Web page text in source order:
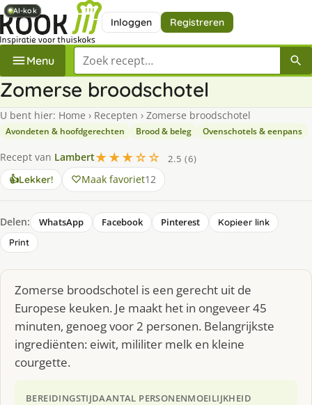
Inloggen Registreren
Menu Zoek een recept
Zomerse broodschotel
U bent hier: Home › Recepten › Zomerse broodschotel
Avondeten & hoofdgerechten Brood & beleg Ovenschotels & eenpans
Recept van Lambert★★★☆☆
2.5 (6)
👍Lekker! Maak favoriet12
Delen: WhatsApp Facebook Pinterest
Kopieer link
Print
Zomerse broodschotel is een gerecht uit de
Europese keuken. Je maakt het in ongeveer 45
minuten, genoeg voor 2 personen. Belangrijkste
ingrediënten: eiwit, mililiter melk en kleine
courgette.
BEREIDINGSTIJDAANTAL PERSONENMOEILIJKHEID
AI-kok
AI-kok
AI-kok